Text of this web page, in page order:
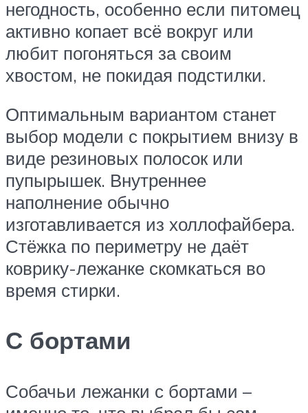
негодность, особенно если питомец
активно копает всё вокруг или
любит погоняться за своим
хвостом, не покидая подстилки.
Оптимальным вариантом станет
выбор модели с покрытием внизу в
виде резиновых полосок или
пупырышек. Внутреннее
наполнение обычно
изготавливается из холлофайбера.
Стёжка по периметру не даёт
коврику-лежанке скомкаться во
время стирки.
С бортами
Собачьи лежанки с бортами –